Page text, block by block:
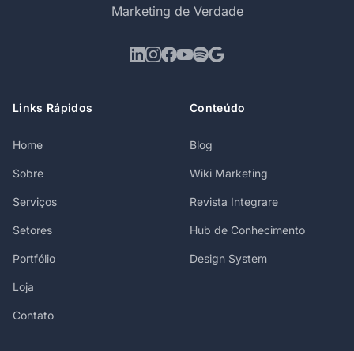
Marketing de Verdade
Links Rápidos
Home
Sobre
Serviços
Setores
Portfólio
Loja
Contato
Conteúdo
Blog
Wiki Marketing
Revista Integrare
Hub de Conhecimento
Design System